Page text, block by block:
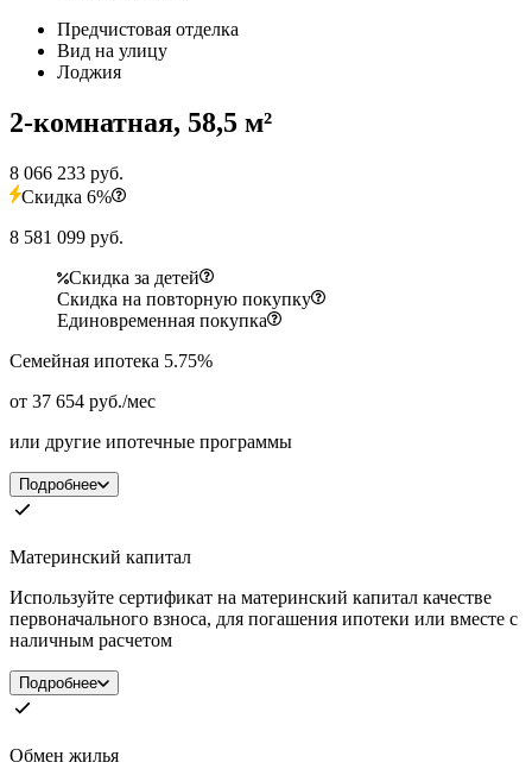
Предчистовая отделка
Вид на улицу
Лоджия
2-комнатная, 58,5 м²
8 066 233 руб.
Скидка 6%
8 581 099 руб.
Скидка за детей
Скидка на повторную покупку
Единовременная покупка
Семейная ипотека 5.75%
от 37 654 руб./мес
или другие ипотечные программы
Подробнее
Материнский капитал
Используйте сертификат на материнский капитал качестве
первоначального взноса, для погашения ипотеки или вместе с
наличным расчетом
Подробнее
Обмен жилья